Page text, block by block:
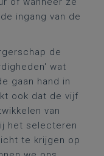
ingang van de
de
wat
gaan hand in
ook dat de vijf
van
het selecteren
te krijgen op